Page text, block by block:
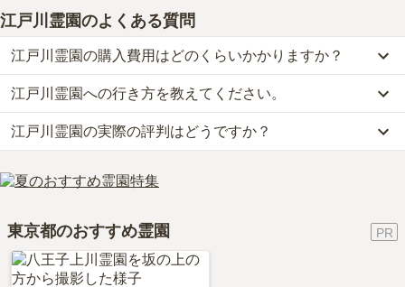
江戸川霊園のよくある質問
江戸川霊園の購入費用はどのくらいかかりますか？
江戸川霊園では、一般墓が約115万円からお求めいただけます。
なお、江戸川霊園がある東京都の相場は、一般墓が約116万円（墓
石代別途）です。
お墓は、価格が高いものがよい、安いものが悪い、という訳ではあ
りません。大切なのは、ご家族が心から納得し、安心してお参りで
江戸川霊園への行き方を教えてください。
公共交通機関の場合、都営地下鉄新宿線「一之江駅」から徒歩約10
分です。
車の場合高速7号「一之江」ランプより車で約7分です。
詳しいルートや地図は、本ページの「地図・交通アクセス」欄をご
江戸川霊園の実際の評判はどうですか？
江戸川霊園の口コミはまだ投稿されておりません。
口コミはあくまで一つの目安です。資料請求や現地見学を通して、
東京都のおすすめ霊園